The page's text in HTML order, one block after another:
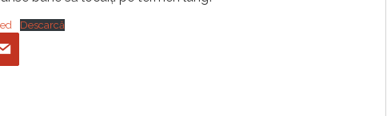
Descarcă